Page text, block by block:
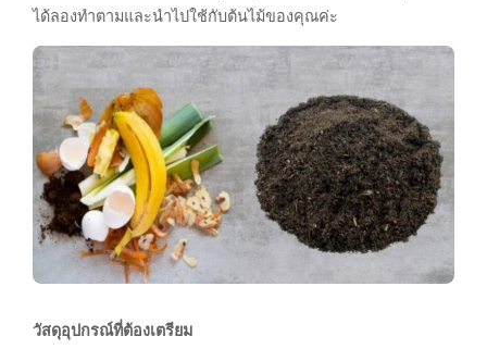
ได้ลองทำตามและนำไปใช้กับต้นไม้ของคุณค่ะ
วัสดุอุปกรณ์ที่ต้องเตรียม